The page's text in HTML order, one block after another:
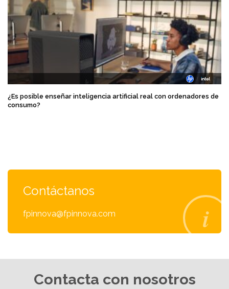
¿Es posible enseñar inteligencia artificial real con ordenadores de
consumo?
Contáctanos
fpinnova@fpinnova.com
Contacta con nosotros